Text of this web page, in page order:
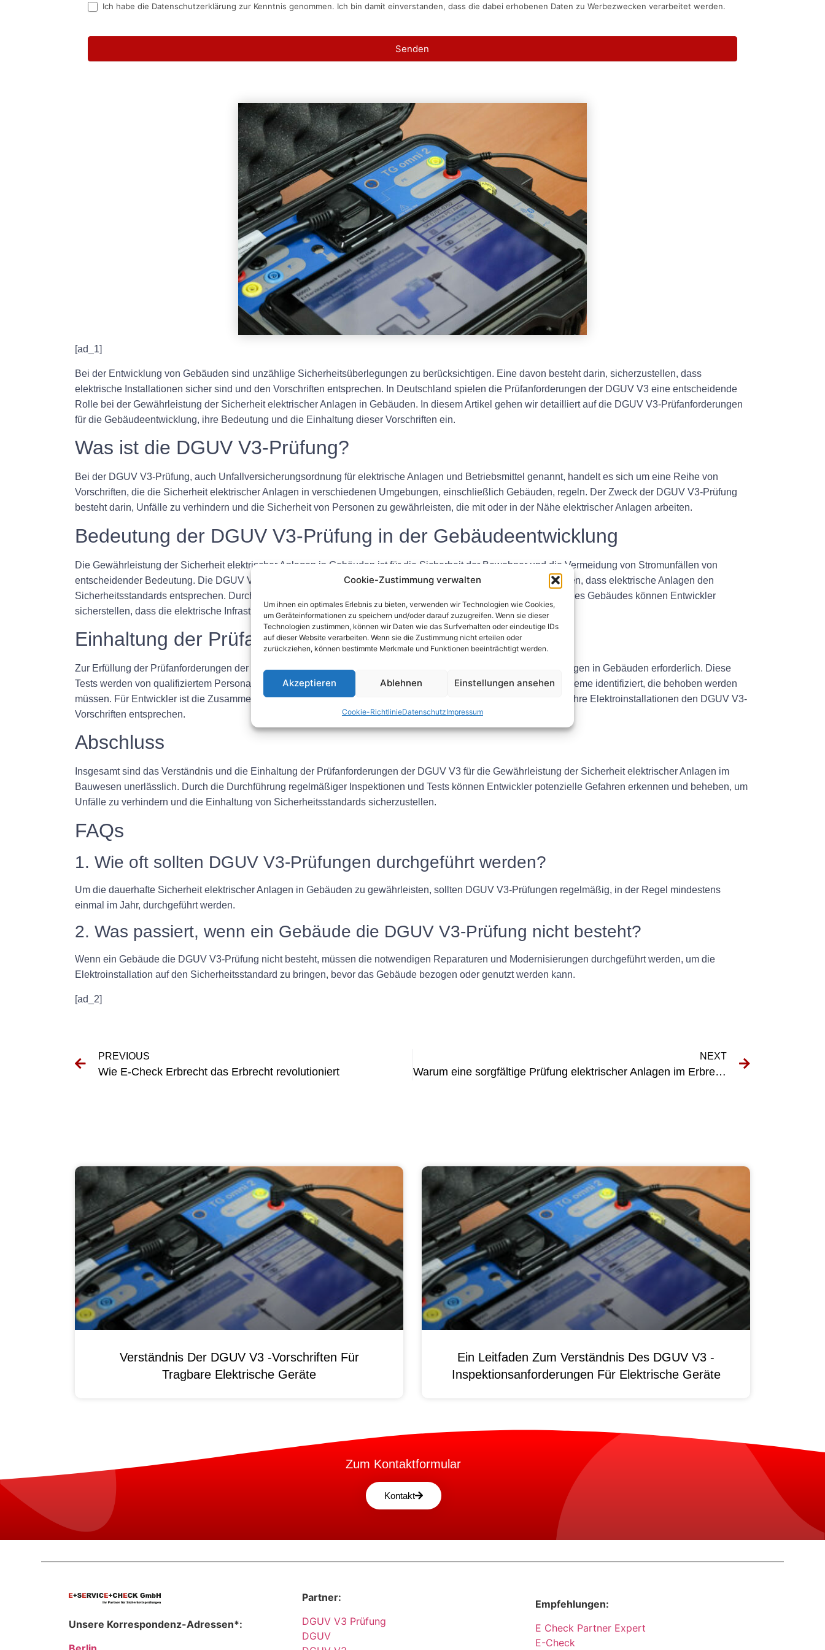
Cookie-Zustimmung verwalten
Um ihnen ein optimales Erlebnis zu bieten, verwenden wir Technologien wie Cookies,
um Geräteinformationen zu speichern und/oder darauf zuzugreifen. Wenn sie dieser
Technologien zustimmen, können wir Daten wie das Surfverhalten oder eindeutige IDs
auf dieser Website verarbeiten. Wenn sie die Zustimmung nicht erteilen oder
zurückziehen, können bestimmte Merkmale und Funktionen beeinträchtigt werden.
Akzeptieren Ablehnen Einstellungen ansehen
Cookie-RichtlinieDatenschutzImpressum
Ich habe die Datenschutzerklärung zur Kenntnis genommen. Ich bin damit einverstanden, dass die dabei erhobenen Daten zu Werbezwecken verarbeitet werden.
Senden
[ad_1]
Bei der Entwicklung von Gebäuden sind unzählige Sicherheitsüberlegungen zu berücksichtigen. Eine davon besteht darin, sicherzustellen, dass
elektrische Installationen sicher sind und den Vorschriften entsprechen. In Deutschland spielen die Prüfanforderungen der DGUV V3 eine entscheidende
Rolle bei der Gewährleistung der Sicherheit elektrischer Anlagen in Gebäuden. In diesem Artikel gehen wir detailliert auf die DGUV V3-Prüfanforderungen
für die Gebäudeentwicklung, ihre Bedeutung und die Einhaltung dieser Vorschriften ein.
Was ist die DGUV V3-Prüfung?
Bei der DGUV V3-Prüfung, auch Unfallversicherungsordnung für elektrische Anlagen und Betriebsmittel genannt, handelt es sich um eine Reihe von
Vorschriften, die die Sicherheit elektrischer Anlagen in verschiedenen Umgebungen, einschließlich Gebäuden, regeln. Der Zweck der DGUV V3-Prüfung
besteht darin, Unfälle zu verhindern und die Sicherheit von Personen zu gewährleisten, die mit oder in der Nähe elektrischer Anlagen arbeiten.
Bedeutung der DGUV V3-Prüfung in der Gebäudeentwicklung
Die Gewährleistung der Sicherheit elektrischer Anlagen in Gebäuden ist für die Sicherheit der Bewohner und die Vermeidung von Stromunfällen von
entscheidender Bedeutung. Die DGUV V3-Prüfung hilft dabei, potenzielle Gefahren zu erkennen und sicherzustellen, dass elektrische Anlagen den
Sicherheitsstandards entsprechen. Durch die Durchführung von DGUV V3-Prüfungen während der Entwicklung eines Gebäudes können Entwickler
sicherstellen, dass die elektrische Infrastruktur sicher ist und den gesetzlichen Anforderungen entspricht.
Einhaltung der Prüfanforderungen der DGUV V3
Zur Erfüllung der Prüfanforderungen der DGUV V3 sind regelmäßige Inspektionen und Prüfungen elektrischer Anlagen in Gebäuden erforderlich. Diese
Tests werden von qualifiziertem Personal durchgeführt, das die Sicherheit der Anlagen beurteilt und mögliche Probleme identifiziert, die behoben werden
müssen. Für Entwickler ist die Zusammenarbeit mit zertifizierten Prüfstellen unerlässlich, um sicherzustellen, dass ihre Elektroinstallationen den DGUV V3-
Vorschriften entsprechen.
Abschluss
Insgesamt sind das Verständnis und die Einhaltung der Prüfanforderungen der DGUV V3 für die Gewährleistung der Sicherheit elektrischer Anlagen im
Bauwesen unerlässlich. Durch die Durchführung regelmäßiger Inspektionen und Tests können Entwickler potenzielle Gefahren erkennen und beheben, um
Unfälle zu verhindern und die Einhaltung von Sicherheitsstandards sicherzustellen.
FAQs
1. Wie oft sollten DGUV V3-Prüfungen durchgeführt werden?
Um die dauerhafte Sicherheit elektrischer Anlagen in Gebäuden zu gewährleisten, sollten DGUV V3-Prüfungen regelmäßig, in der Regel mindestens
einmal im Jahr, durchgeführt werden.
2. Was passiert, wenn ein Gebäude die DGUV V3-Prüfung nicht besteht?
Wenn ein Gebäude die DGUV V3-Prüfung nicht besteht, müssen die notwendigen Reparaturen und Modernisierungen durchgeführt werden, um die
Elektroinstallation auf den Sicherheitsstandard zu bringen, bevor das Gebäude bezogen oder genutzt werden kann.
[ad_2]
PREVIOUS
Wie E-Check Erbrecht das Erbrecht revolutioniert
NEXT
Warum eine sorgfältige Prüfung elektrischer Anlagen im Erbrecht unerlässlich ist
Verständnis Der DGUV V3 -Vorschriften Für
Tragbare Elektrische Geräte
Ein Leitfaden Zum Verständnis Des DGUV V3 -
Inspektionsanforderungen Für Elektrische Geräte
Zum Kontaktformular
Kontakt
Unsere Korrespondenz-Adressen*:
Partner:
DGUV V3 Prüfung
DGUV
Empfehlungen:
E Check Partner Expert
E-Check